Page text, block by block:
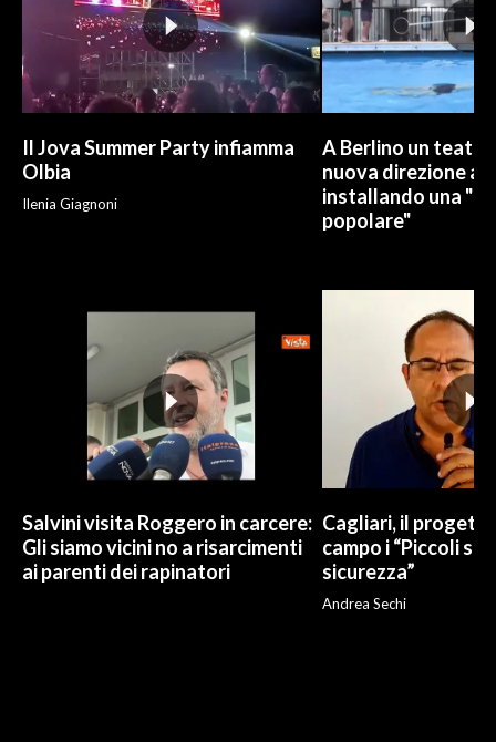
Il Jova Summer Party infiamma
Olbia
Ilenia Giagnoni
A Berlino un
nuova direzione
installando una
popolare"
Salvini visita Roggero in carcere:
Gli siamo vicini no a risarcimenti
ai parenti dei rapinatori
Cagliari, il
campo i “Piccoli
sicurezza”
Andrea Sechi